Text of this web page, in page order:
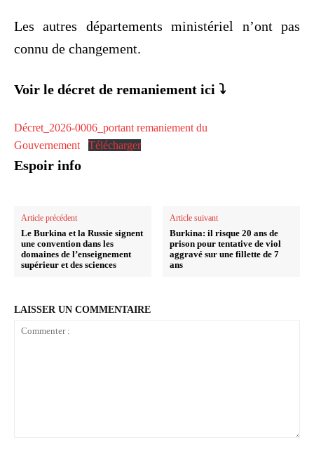
Les autres départements ministériel n’ont pas
connu de changement.
Voir le décret de remaniement ici ⤵️
Décret_2026-0006_portant remaniement du
Gouvernement
Télécharger
Espoir info
Article précédent
Le Burkina et la Russie signent
une convention dans les
domaines de l’enseignement
supérieur et des sciences
Article suivant
Burkina: il risque 20 ans de
prison pour tentative de viol
aggravé sur une fillette de 7
ans
LAISSER UN COMMENTAIRE